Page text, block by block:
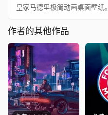
皇家马德里极简动画桌面壁纸。
作者的其他作品